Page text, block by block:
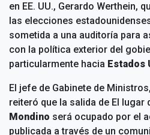
en EE. UU., Gerardo Werthein,
las elecciones
sometida a una auditoría para
con la política exterior del
particularmente hacia Estados
El jefe de Gabinete de Ministros,
reiteró que la salida de El lugar
Mondino será ocupado por el
publicada a través de un